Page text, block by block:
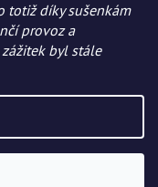
totiž díky sušenkám
provoz a
byl stále
. Všechna práva